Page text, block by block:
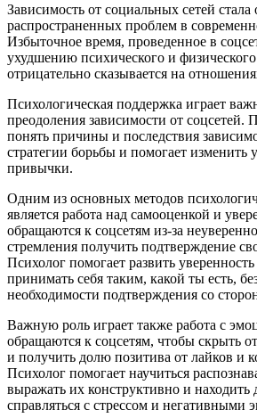
Зависимость от социальных сетей
распространенных проблем в
Избыточное время, проведенное в
ухудшению психического и
отрицательно сказывается на
Психологическая поддержка играет
преодоления зависимости от соцсетей.
понять причины и последствия
стратегии борьбы и помогает изменить
привычки.
Одним из основных методов
является работа над самооценкой и
обращаются к соцсетям из-за
стремления получить подтверждение
Психолог помогает развить уверенность
принимать себя таким, какой ты есть,
необходимости подтверждения со
Важную роль играет также работа с
обращаются к соцсетям, чтобы скрыть
и получить долю позитива от лайков и
Психолог помогает научиться
выражать их конструктивно и находить
справляться с стрессом и негативными